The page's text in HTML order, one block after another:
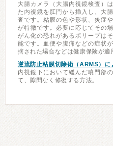
大腸カメラ（大腸内視鏡検査）
た内視鏡を肛門から挿入し、大
査です。粘膜の色や形状、炎症
が特徴です。必要に応じてその
がん化の恐れがあるポリープは
能です。血便や腹痛などの症状
摘された場合などは健康保険が適
逆流防止粘膜切除術（ARMS）に
内視鏡下において緩んだ噴門部
て、隙間なく修復する方法。